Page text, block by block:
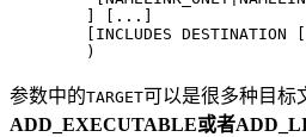
        ] [...]
[INCLUDES DESTINATION
参数中的TARGET可以是很多种目标
ADD_EXECUTABLE或者